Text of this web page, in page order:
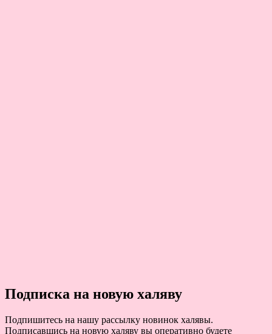
Подписка на новую халяву
Подпишитесь на нашу рассылку новинок халявы.
Подписавшись на новую халяву вы оперативно будете